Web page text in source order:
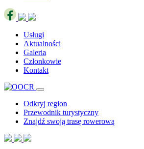
Usługi
Aktualności
Galeria
Członkowie
Kontakt
Odkryj region
Przewodnik turystyczny
Znajdź swoją trasę rowerową